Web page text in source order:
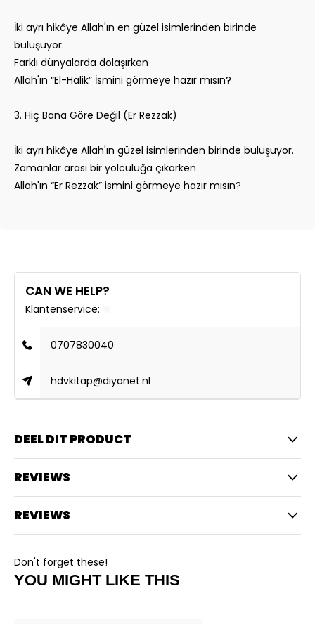
İki ayrı hikâye Allah'ın en güzel isimlerinden birinde
buluşuyor.
Farklı dünyalarda dolaşırken
Allah'ın “El-Halik” İsmini görmeye hazır mısın?
3. Hiç Bana Göre Değil (Er Rezzak)
İki ayrı hikâye Allah'ın güzel isimlerinden birinde buluşuyor.
Zamanlar arası bir yolculuğa çıkarken
Allah'ın “Er Rezzak” ismini görmeye hazır mısın?
CAN WE HELP?
Klantenservice:
0707830040
hdvkitap@diyanet.nl
DEEL DIT PRODUCT
REVIEWS
REVIEWS
Don't forget these!
YOU MIGHT LIKE THIS